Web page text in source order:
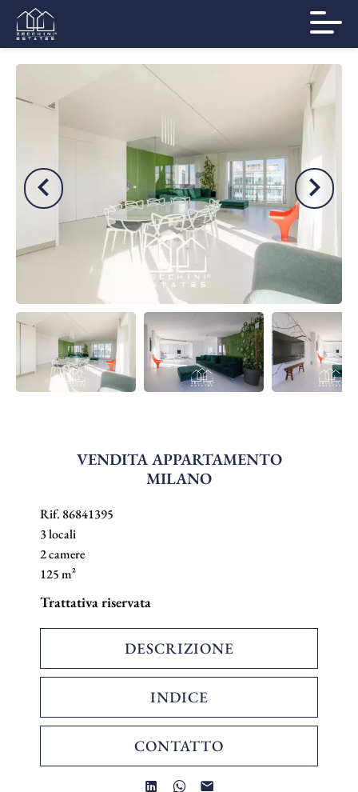
VENDITA APPARTAMENTO
MILANO
Rif. 86841395
3 locali
2 camere
125 m²
Trattativa riservata
DESCRIZIONE
INDICE
CONTATTO